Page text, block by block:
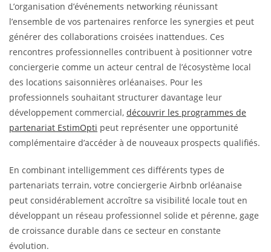
L’organisation d’événements networking réunissant
l’ensemble de vos partenaires renforce les synergies et peut
générer des collaborations croisées inattendues. Ces
rencontres professionnelles contribuent à positionner votre
conciergerie comme un acteur central de l’écosystème local
des locations saisonnières orléanaises. Pour les
professionnels souhaitant structurer davantage leur
développement commercial, découvrir les programmes de
partenariat EstimOpti peut représenter une opportunité
complémentaire d’accéder à de nouveaux prospects qualifiés.
En combinant intelligemment ces différents types de
partenariats terrain, votre conciergerie Airbnb orléanaise
peut considérablement accroître sa visibilité locale tout en
développant un réseau professionnel solide et pérenne, gage
de croissance durable dans ce secteur en constante
évolution.